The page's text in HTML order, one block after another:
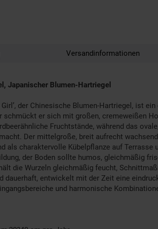
Versandinformationen
Japanischer Blumen-Hartriegel
der Chinesische Blumen-Hartriegel, ist
schmückt er sich mit großen, cremeweißen
Fruchtstände, während das
Der mittelgroße, breit aufrecht
als charaktervolle Kübelpflanze auf
der Boden sollte humos, gleichmäßig
die Wurzeln gleichmäßig feucht,
dauerhaft, entwickelt mit der Zeit eine
und harmonische